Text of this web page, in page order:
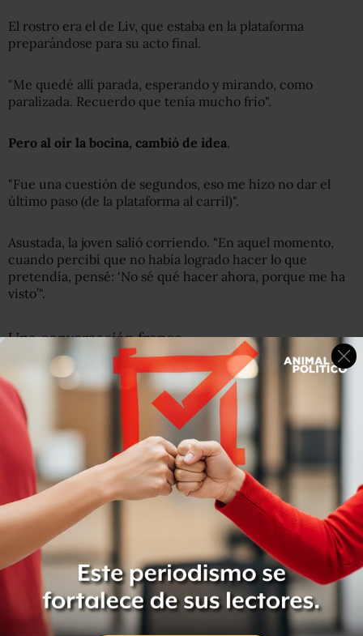
El rostro era el de Liv, que estaba en la plataforma
preparándose para su acto final.
"Me quedé allí parada, esperando y mirando, como
paralizada. Recuerdo que tenía mucho frío".
Pero al oír la bocina, cambió de idea.
"Fue una cuestión de segundos, eso me hizo no dar el
último paso (de la plataforma al carril)".
Asustada, la joven salió corriendo. "En aquel momento,
cuando percibí que no había logrado hacer lo que
pretendía, pensé: ‘No sé qué hacer ahora, porque me ha
visto’".
Una conversación franca
Ashley se paró en la estación, e hizo un anuncio a los
pasajeros de que el tren esperaría unos minutos allí.
"Estaba preocupado, creía que no había herido a nadie,
pero me quedé esperando para estar seguro.
Afortunadamente, vi a Liv caminando por la plataforma".